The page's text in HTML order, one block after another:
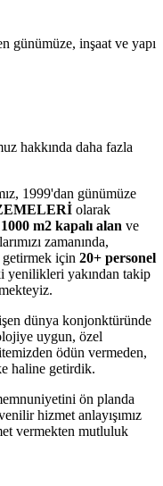
günümüze, inşaat ve yapı
hakkında daha fazla
1999'dan günümüze
olarak
1000 m2 kapalı alan ve
zamanında,
için 20+ personel
yenilikleri yakından takip
dünya konjonktüründe
uygun, özel
ödün vermeden,
haline getirdik.
ön planda
hizmet anlayışımız
vermekten mutluluk